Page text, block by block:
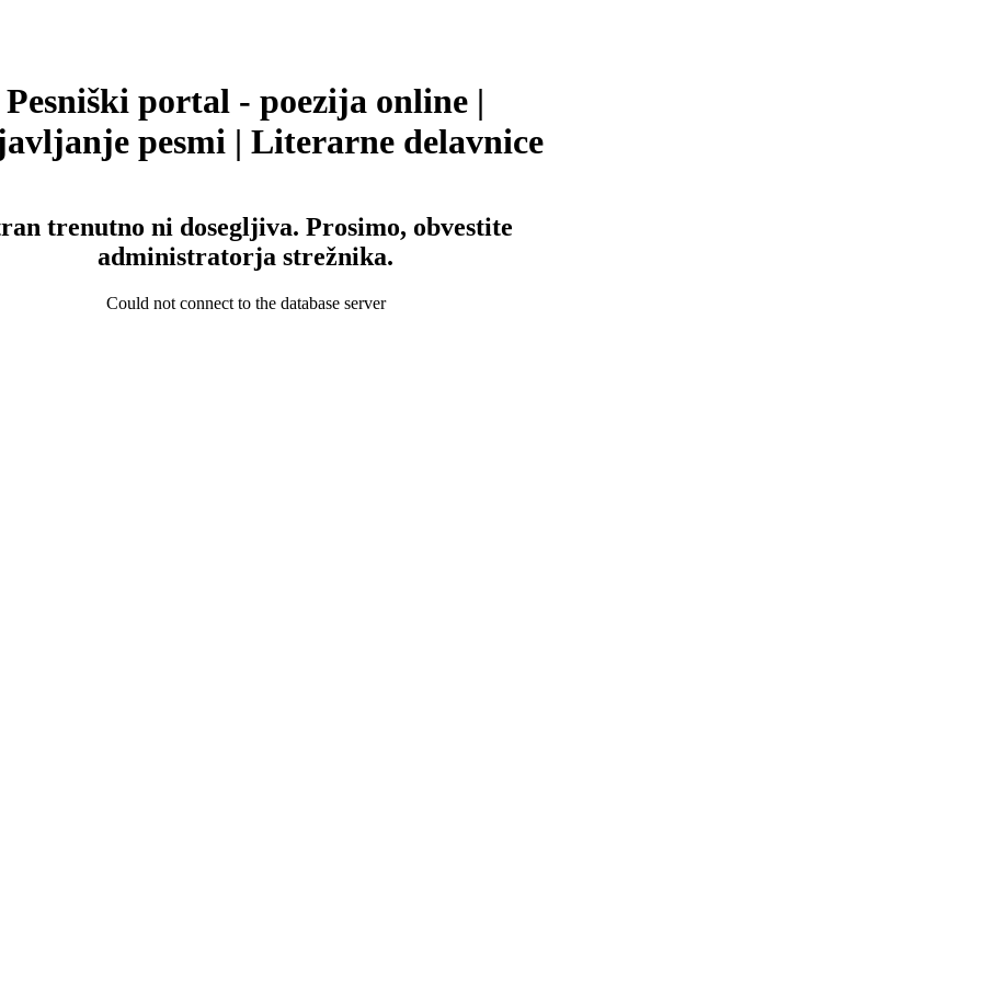
Pesniški portal - poezija online |
pesmi | Literarne delavnice
trenutno ni dosegljiva. Prosimo, obvestite
administratorja strežnika.
Could not connect to the database server